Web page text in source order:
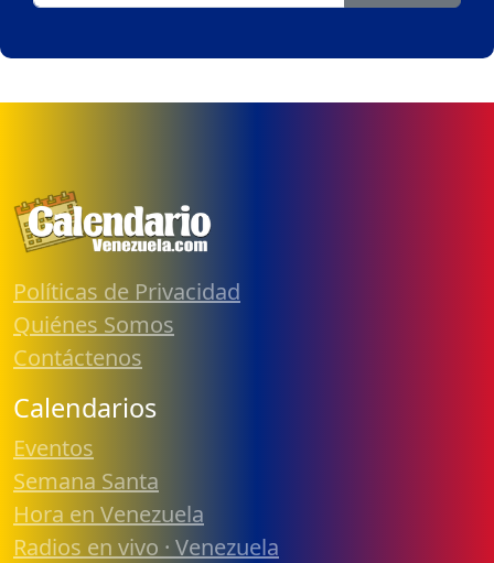
Políticas de Privacidad
Quiénes Somos
Contáctenos
Calendarios
Eventos
Semana Santa
Hora en Venezuela
Radios en vivo · Venezuela